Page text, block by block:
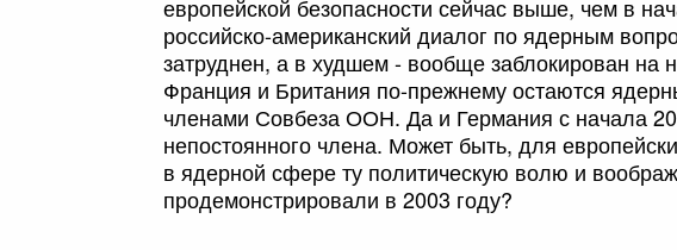
европейской безопасности сейчас выше, чем в
российско-американский диалог по ядерным
затруднен, а в худшем - вообще заблокирован на
Франция и Британия по-прежнему остаются
членами Совбеза ООН. Да и Германия с начала
непостоянного члена. Может быть, для
в ядерной сфере ту политическую волю и
продемонстрировали в 2003 году?